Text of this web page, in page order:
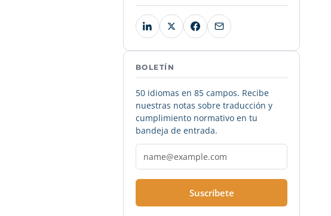
BOLETÍN
50 idiomas en 85 campos. Recibe
nuestras notas sobre traducción y
cumplimiento normativo en tu
bandeja de entrada.
Suscríbete